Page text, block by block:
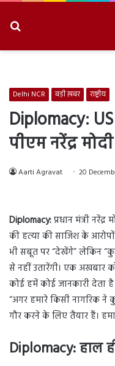
Delhi NCR बड़ी ख़बर राष्ट्रीय
Diplomacy:
पीएम नरेंद्र मोदी
Aarti Agravat 20
Diplomacy:प्रधान मंत्री
की हत्या की साजिश के
भी सबूत पर “देखेंगे” लेकिन
से नहीं उतारेंगी। एक अखबार
कोई हमें कोई जानकारी देता
“अगर हमारे किसी नागरिक ने
गौर करने के लिए तैयार हैं।
Diplomacy:हाल